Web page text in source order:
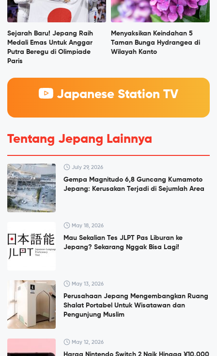
Sejarah Baru! Jepang Raih
Medali Emas Untuk Anggar
Putra Beregu di Olimpiade
Paris
Menyaksikan Keindahan 5
Taman Bunga Hydrangea di
Wilayah Kanto
Japanese Station TV
Tentang Jepang Lainnya
July 29, 2026
Gempa Magnitudo 6,8 Guncang Kumamoto
Jepang: Kerusakan Terjadi di Sejumlah Area
May 18, 2026
Mau Sekalian Tes JLPT Pas Liburan ke
Jepang? Sekarang Nggak Bisa Lagi!
May 13, 2026
Perusahaan Jepang Mengembangkan Ruang
Shalat Portabel Untuk Wisatawan dan
Pengunjung Muslim
May 12, 2026
Harga Nintendo Switch 2 Naik Hingga ¥10.000